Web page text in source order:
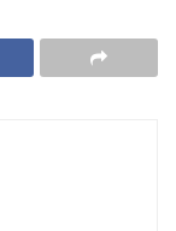
Titifany Ilahi
set 21-17